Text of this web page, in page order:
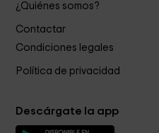
¿Quiénes somos?
Contactar
Condiciones legales
Política de privacidad
Descárgate la app